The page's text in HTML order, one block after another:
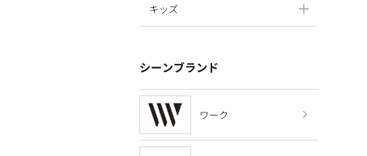
キッズ
シーンブランド
ワーク